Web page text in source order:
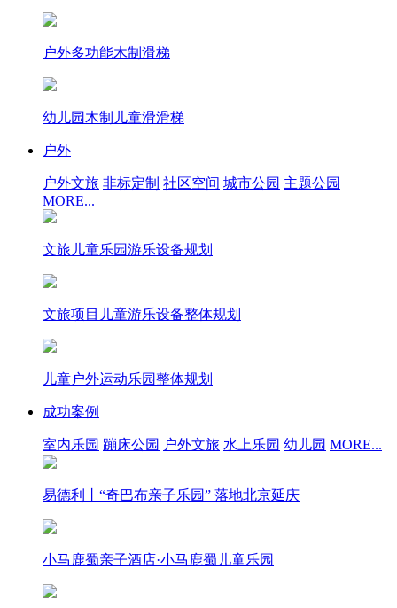
户外多功能木制滑梯
幼儿园木制儿童滑滑梯
户外
户外文旅 非标定制 社区空间 城市公园 主题公园
MORE...
文旅儿童乐园游乐设备规划
文旅项目儿童游乐设备整体规划
儿童户外运动乐园整体规划
成功案例
室内乐园 蹦床公园 户外文旅 水上乐园 幼儿园 MORE...
易德利丨“奇巴布亲子乐园” 落地北京延庆
小马鹿蜀亲子酒店·小马鹿蜀儿童乐园